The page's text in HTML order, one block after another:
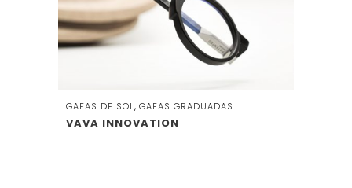
GAFAS DE SOL, GAFAS GRADUADAS
VAVA INNOVATION